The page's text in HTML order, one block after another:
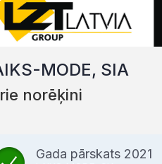
MODE, SIA
norēķini
Gada pārskats 2021